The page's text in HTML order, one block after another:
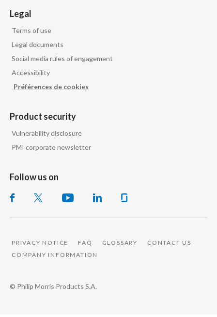
Legal
Terms of use
Legal documents
Social media rules of engagement
Accessibility
Préférences de cookies
Product security
Vulnerability disclosure
PMI corporate newsletter
Follow us on
PRIVACY NOTICE FAQ GLOSSARY
CONTACT US
COMPANY INFORMATION
© Philip Morris Products S.A.